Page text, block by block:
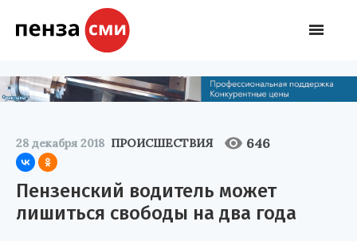
28 декабря 2018 ПРОИСШЕСТВИЯ 646
Пензенский водитель может
лишиться свободы на два года